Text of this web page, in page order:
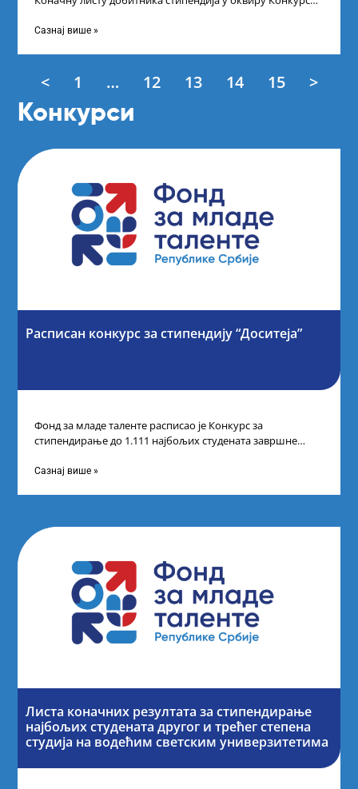
Сазнај више »
< 1 … 12 13 14 15 >
Конкурси
Расписан конкурс за стипендију “Доситеја”
Фонд за младе таленте расписао је Конкурс за
стипендирање до 1.111 најбољих студената завршне
Сазнај више »
Листа коначних резултата за стипендирање
најбољих студената другог и трећег степена
студија на водећим светским универзитетима